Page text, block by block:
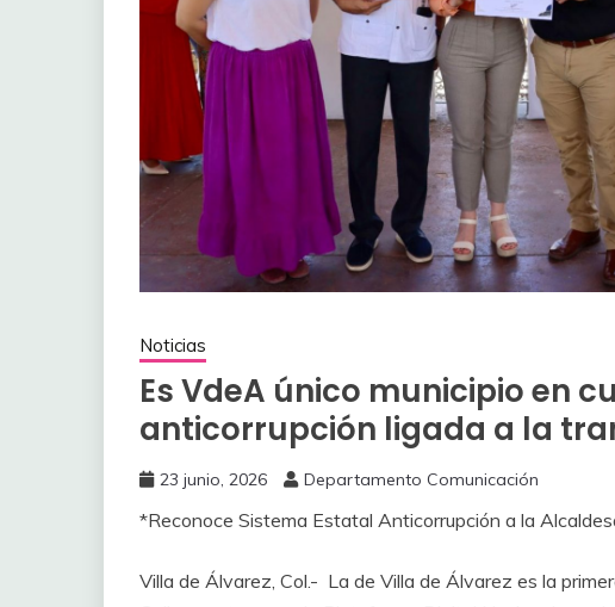
Noticias
Es VdeA único municipio en
anticorrupción ligada a la
23 junio, 2026 Departamento Comunicación
*Reconoce Sistema Estatal Anticorrupción a la
Villa de Álvarez, Col.- La de Villa de Álvarez es la